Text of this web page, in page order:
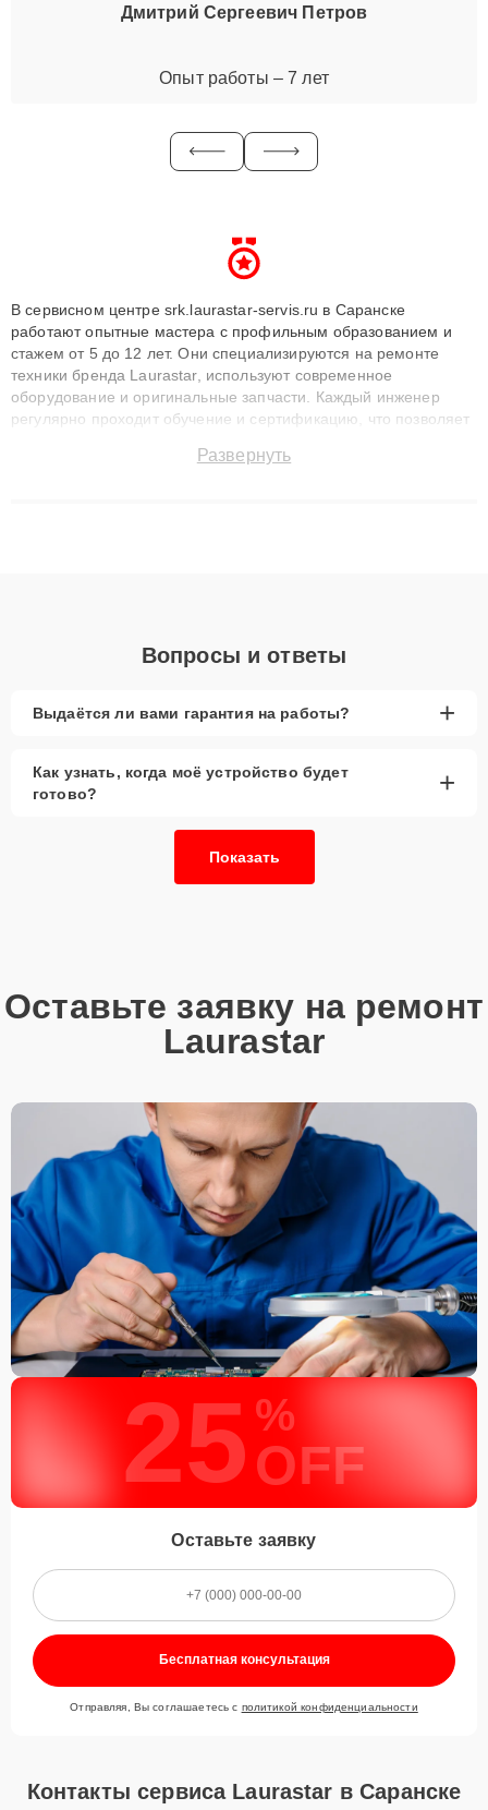
Дмитрий Сергеевич Петров
Опыт работы – 7 лет
В сервисном центре srk.laurastar-servis.ru в Саранске
работают опытные мастера с профильным образованием и
стажем от 5 до 12 лет. Они специализируются на ремонте
техники бренда Laurastar, используют современное
оборудование и оригинальные запчасти. Каждый инженер
регулярно проходит обучение и сертификацию, что позволяет
технику с сохранением гарантии до 3 лет. Наши мастера
Развернуть
Вопросы и ответы
Выдаётся ли вами гарантия на работы? +
Как узнать, когда моё устройство будет
готово?
+
Показать
Оставьте заявку на ремонт
Laurastar
25 %
OFF
Оставьте заявку
Бесплатная консультация
Отправляя, Вы соглашаетесь с политикой конфиденциальности
Контакты сервиса Laurastar в Саранске